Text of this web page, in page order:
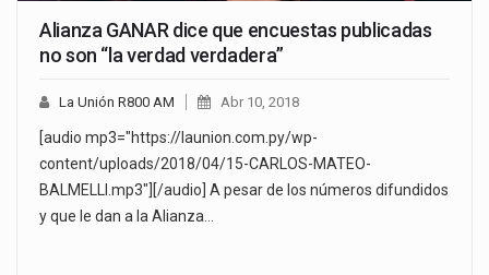
Alianza GANAR dice que encuestas publicadas
no son “la verdad verdadera”
La Unión R800 AM Abr 10, 2018
[audio mp3="https://launion.com.py/wp-
content/uploads/2018/04/15-CARLOS-MATEO-
BALMELLI.mp3"][/audio] A pesar de los números difundidos
y que le dan a la Alianza…